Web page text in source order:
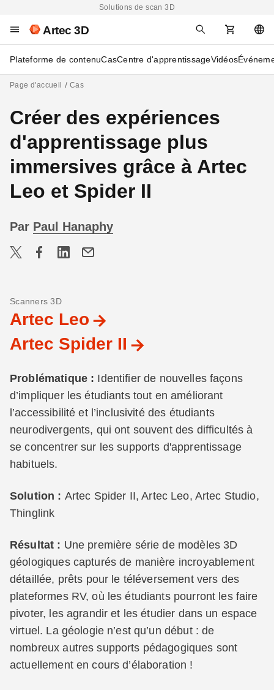
Solutions de scan 3D
Artec 3D
Plateforme de contenuCasCentre d'apprentissageVidéos
Page d'accueil Cas
Créer des expériences
d'apprentissage plus
immersives grâce à Artec
Leo et Spider II
Par Paul Hanaphy
Scanners 3D
Artec Leo
Artec Spider II
Problématique : Identifier de nouvelles façons
d’impliquer les étudiants tout en améliorant
l’accessibilité et l’inclusivité des étudiants
neurodivergents, qui ont souvent des difficultés à
se concentrer sur les supports d'apprentissage
habituels.
Solution : Artec Spider II, Artec Leo, Artec Studio,
Thinglink
Résultat : Une première série de modèles 3D
géologiques capturés de manière incroyablement
détaillée, prêts pour le téléversement vers des
plateformes RV, où les étudiants pourront les faire
pivoter, les agrandir et les étudier dans un espace
virtuel. La géologie n’est qu’un début : de
nombreux autres supports pédagogiques sont
actuellement en cours d’élaboration !